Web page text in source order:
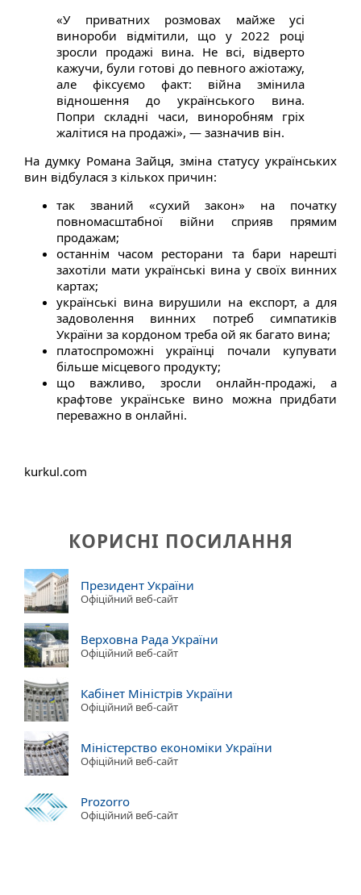
«У приватних розмовах майже усі
винороби відмітили, що у 2022 році
зросли продажі вина. Не всі, відверто
кажучи, були готові до певного ажіотажу,
але фіксуємо факт: війна змінила
відношення до українського вина.
Попри складні часи, виноробням гріх
жалітися на продажі», — зазначив він.
На думку Романа Зайця, зміна статусу українських
вин відбулася з кількох причин:
так званий «сухий закон» на початку
повномасштабної війни сприяв прямим
продажам;
останнім часом ресторани та бари нарешті
захотіли мати українські вина у своїх винних
картах;
українські вина вирушили на експорт, а для
задоволення винних потреб симпатиків
України за кордоном треба ой як багато вина;
платоспроможні українці почали купувати
більше місцевого продукту;
що важливо, зросли онлайн-продажі, а
крафтове українське вино можна придбати
переважно в онлайні.
kurkul.com
КОРИСНІ ПОСИЛАННЯ
Президент України
Офіційний веб-сайт
Верховна Рада України
Офіційний веб-сайт
Кабінет Міністрів України
Офіційний веб-сайт
Міністерство економіки України
Офіційний веб-сайт
Prozorro
Офіційний веб-сайт